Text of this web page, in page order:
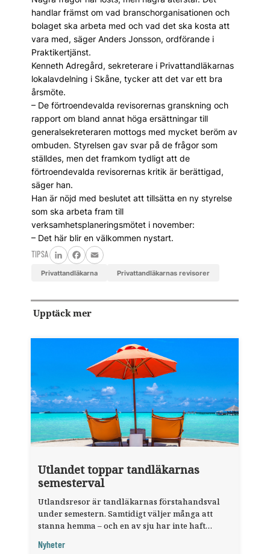
handlar främst om vad branschorganisationen och
bolaget ska arbeta med och vad det ska kosta att
vara med, säger Anders Jonsson, ordförande i
Praktikertjänst.
Kenneth Adregård, sekreterare i Privattandläkarnas
lokalavdelning i Skåne, tycker att det var ett bra
årsmöte.
– De förtroendevalda revisorernas granskning och
rapport om bland annat höga ersättningar till
generalsekreteraren mottogs med mycket beröm av
ombuden. Styrelsen gav svar på de frågor som
ställdes, men det framkom tydligt att de
förtroendevalda revisorernas kritik är berättigad,
säger han.
Han är nöjd med beslutet att tillsätta en ny styrelse
som ska arbeta fram till
verksamhetsplaneringsmötet i november:
– Det här blir en välkommen nystart.
TIPSA
LinkedInFacebook
Email
Privattandläkarna Privattandläkarnas revisorer
Upptäck mer
Utlandet toppar tandläkarnas
semesterval
Utlandsresor är tandläkarnas förstahandsval
under semestern. Samtidigt väljer många att
stanna hemma – och en av sju har inte haft
fråga".
Nyheter